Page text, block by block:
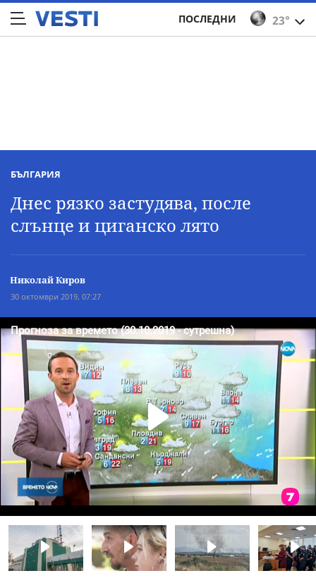
23°
ПОСЛЕДНИ
БЪЛГАРИЯ
Днес рязко застудява, после
слънце и циганско лято
Николай Киров
30 октомври 2019, 07:27